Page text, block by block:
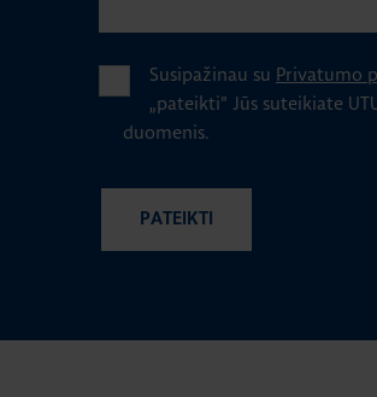
Susipažinau su Privatumo
„pateikti" Jūs suteikiate
duomenis.